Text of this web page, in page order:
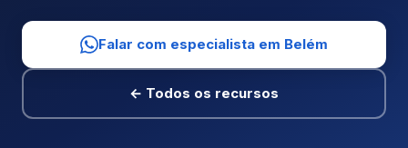
Falar com especialista em Belém
← Todos os recursos